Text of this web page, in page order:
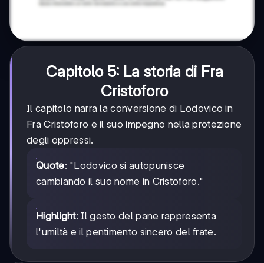
Capitolo 5: La storia di Fra
Cristoforo
Il capitolo narra la conversione di Lodovico in
Fra Cristoforo e il suo impegno nella protezione
degli oppressi.
Quote: "Lodovico si autopunisce
cambiando il suo nome in Cristoforo."
Highlight: Il gesto del pane rappresenta
l'umiltà e il pentimento sincero del frate.